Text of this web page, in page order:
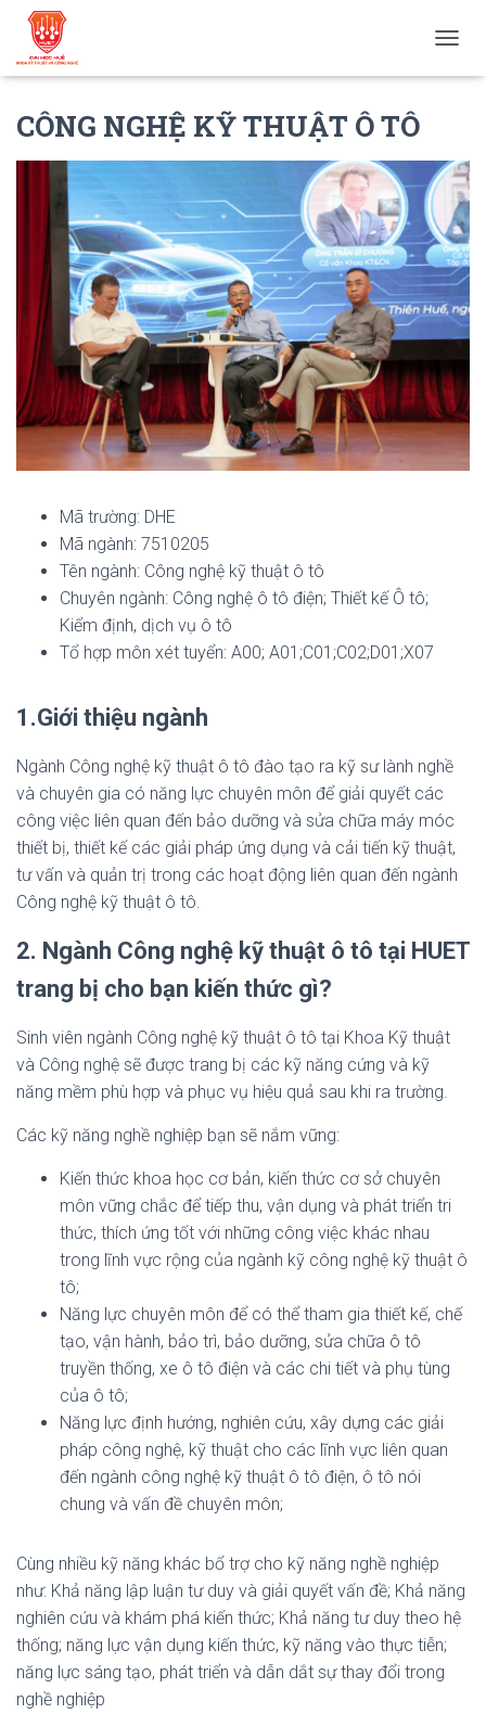
O
E
N
V
I
G
A
T
I
O
CÔNG NGHỆ KỸ THUẬT Ô TÔ
Mã trường: DHE
Mã ngành: 7510205
Tên ngành: Công nghệ kỹ thuật ô tô
Chuyên ngành: Công nghệ ô tô điện; Thiết kế Ô tô;
Kiểm định, dịch vụ ô tô
Tổ hợp môn xét tuyển: A00; A01;C01;C02;D01;X07
1.Giới thiệu ngành
Ngành Công nghệ kỹ thuật ô tô đào tạo ra kỹ sư lành nghề
và chuyên gia có năng lực chuyên môn để giải quyết các
công việc liên quan đến bảo dưỡng và sửa chữa máy móc
thiết bị, thiết kế các giải pháp ứng dụng và cải tiến kỹ thuật,
tư vấn và quản trị trong các hoạt động liên quan đến ngành
Công nghệ kỹ thuật ô tô.
2. Ngành Công nghệ kỹ thuật ô tô tại HUET
trang bị cho bạn kiến thức gì?
Sinh viên ngành Công nghệ kỹ thuật ô tô tại Khoa Kỹ thuật
và Công nghệ sẽ được trang bị các kỹ năng cứng và kỹ
năng mềm phù hợp và phục vụ hiệu quả sau khi ra trường.
Các kỹ năng nghề nghiệp bạn sẽ nắm vững:
Kiến thức khoa học cơ bản, kiến thức cơ sở chuyên
môn vững chắc để tiếp thu, vận dụng và phát triển tri
thức, thích ứng tốt với những công việc khác nhau
trong lĩnh vực rộng của ngành kỹ công nghệ kỹ thuật ô
tô;
Năng lực chuyên môn để có thể tham gia thiết kế, chế
tạo, vận hành, bảo trì, bảo dưỡng, sửa chữa ô tô
truyền thống, xe ô tô điện và các chi tiết và phụ tùng
của ô tô;
Năng lực định hướng, nghiên cứu, xây dựng các giải
pháp công nghệ, kỹ thuật cho các lĩnh vực liên quan
đến ngành công nghệ kỹ thuật ô tô điện, ô tô nói
chung và vấn đề chuyên môn;
Cùng nhiều kỹ năng khác bổ trợ cho kỹ năng nghề nghiệp
như: Khả năng lập luận tư duy và giải quyết vấn đề; Khả năng
nghiên cứu và khám phá kiến thức; Khả năng tư duy theo hệ
thống; năng lực vận dụng kiến thức, kỹ năng vào thực tiễn;
năng lực sáng tạo, phát triển và dẫn dắt sự thay đổi trong
nghề nghiệp